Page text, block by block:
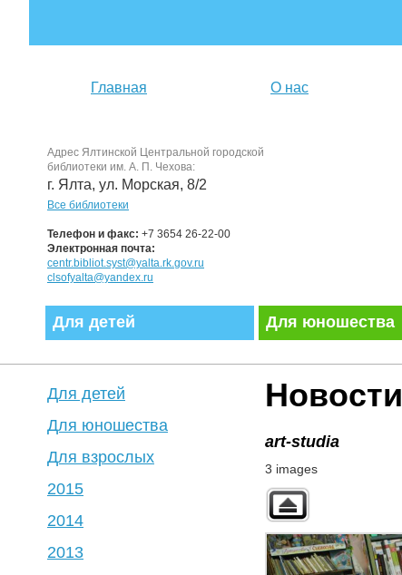
Главная О нас
Адрес Ялтинской Центральной городской
библиотеки им. А. П. Чехова:
г. Ялта, ул. Морская, 8/2
Все библиотеки
Телефон и факс: +7 3654 26-22-00
Электронная почта:
centr.bibliot.syst@yalta.rk.gov.ru
clsofyalta@yandex.ru
Для детей Для юношества
Новости
art-studia
3 images
Для детей
Для юношества
Для взрослых
2015
2014
2013